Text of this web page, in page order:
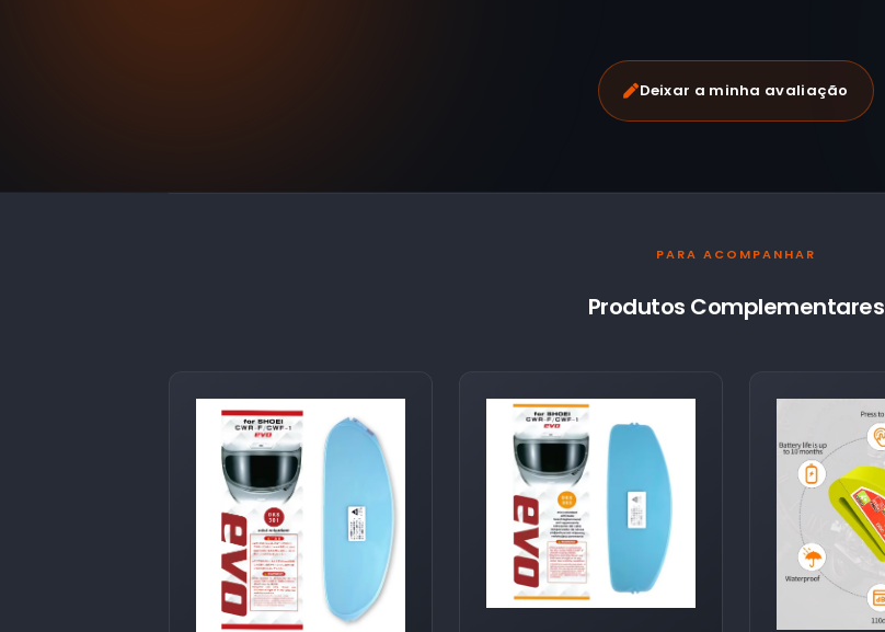
Deixar a minha avaliação
PARA ACOMPANHAR
Produtos Complementares